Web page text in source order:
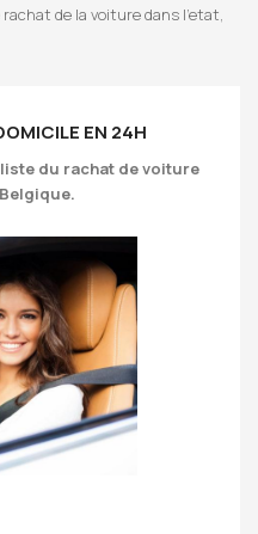
de la voiture dans l’etat,
EN 24H
du rachat de voiture